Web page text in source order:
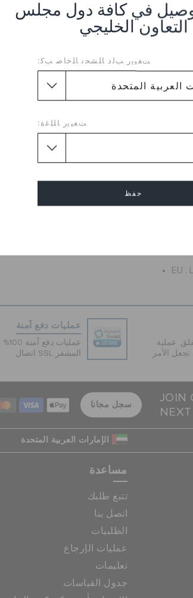
في كافة دول مجلس
التعاون الخليجي
ﺖﻐﻴﻳﺭ ﺐﻟﺩ ﺎﻠﺸﺤﻧ ﺎﻠﺧﺎﺻ ﺐﻛ:
ﺖﻐﻴﻳﺭ ﺎﻠﻠﻏﺓ:
حفظ
إيغلز
العملي
يوم. كلوغ
في
من
EU :
عملية
تجعل الأمر
عمليات دفع آمنة
اتصال SSL المشفر
JOIN
سجل مجانا
الإمارات العربية المتحدة
مساعدة
تتبع طلبك
اتصل بنا
الطلبيات
عمليات الإرجاع
تعليمات
جدول القياسات